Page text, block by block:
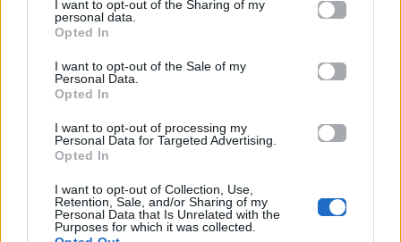
I want to opt-out of the Sharing of my
personal data.
Opted In
I want to opt-out of the Sale of my
Personal Data.
Opted In
I want to opt-out of processing my
Personal Data for Targeted Advertising.
Opted In
I want to opt-out of Collection, Use,
Retention, Sale, and/or Sharing of my
Personal Data that Is Unrelated with the
Purposes for which it was collected.
Mad.gr στο MSN
Μοιράσου αυτό το άρθρο